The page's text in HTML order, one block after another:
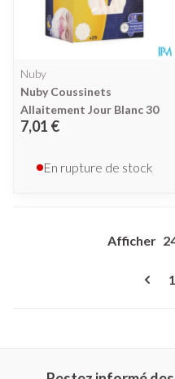
Nuby
Nuby Coussinets
Allaitement Jour Blanc 30
7,01 €
En rupture de stock
1
Afficher